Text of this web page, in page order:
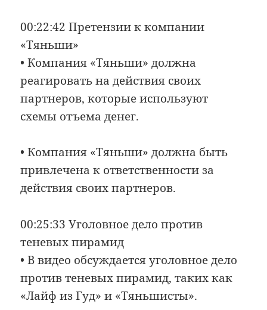
00:22:42 Претензии к компании
«Тяньши»
• Компания «Тяньши» должна
реагировать на действия своих
партнеров, которые используют
схемы отъема денег.
• Компания «Тяньши» должна быть
привлечена к ответственности за
действия своих партнеров.
00:25:33 Уголовное дело против
теневых пирамид
• В видео обсуждается уголовное дело
против теневых пирамид, таких как
«Лайф из Гуд» и «Тяньшисты».